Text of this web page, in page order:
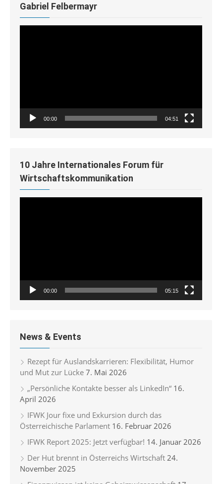
Gabriel Felbermayr
00:00 04:51
10 Jahre Internationales Forum für
Wirtschaftskommunikation
00:00 05:15
News & Events
Rezept für Auslandskarrieren: Flexibilität, Humor
und Mut zur Lücke 7. Mai 2026
„Persönliche Kontakte besser als LinkedIn“ 16.
April 2026
IFWK Jour fixe und Exkursion durch das
Österreichische Parlament 16. Februar 2026
IFWK Report 2025: Jetzt verfügbar! 14. Januar 2026
Der Hut brennt in Österreichs Wirtschaft 24.
November 2025